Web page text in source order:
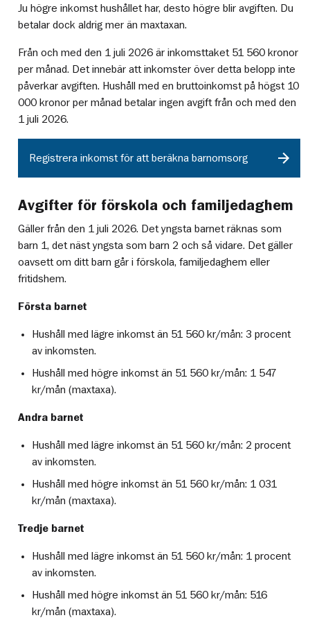
Ju högre inkomst hushållet har, desto högre blir avgiften. Du
betalar dock aldrig mer än maxtaxan.
Från och med den 1 juli 2026 är inkomsttaket 51 560 kronor
per månad. Det innebär att inkomster över detta belopp inte
påverkar avgiften. Hushåll med en bruttoinkomst på högst 10
000 kronor per månad betalar ingen avgift från och med den
1 juli 2026.
Registrera inkomst för att beräkna barnomsorg
Avgifter för förskola och familjedaghem
Gäller från den 1 juli 2026. Det yngsta barnet räknas som
barn 1, det näst yngsta som barn 2 och så vidare. Det gäller
oavsett om ditt barn går i förskola, familjedaghem eller
fritidshem.
Första barnet
Hushåll med lägre inkomst än 51 560 kr/mån: 3 procent
av inkomsten.
Hushåll med högre inkomst än 51 560 kr/mån: 1 547
kr/mån (maxtaxa).
Andra barnet
Hushåll med lägre inkomst än 51 560 kr/mån: 2 procent
av inkomsten.
Hushåll med högre inkomst än 51 560 kr/mån: 1 031
kr/mån (maxtaxa).
Tredje barnet
Hushåll med lägre inkomst än 51 560 kr/mån: 1 procent
av inkomsten.
Hushåll med högre inkomst än 51 560 kr/mån: 516
kr/mån (maxtaxa).